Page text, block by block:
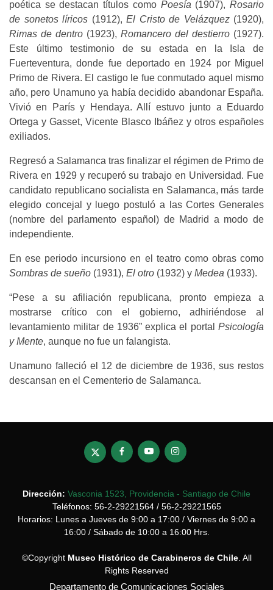
poética se destacan títulos como Poesía (1907),Rosario
de sonetos líricos (1912), El Cristo de Velázquez(1920),
Rimas de dentro (1923), Romancero del destierro (1927).
Este último testimonio de su estada en la Isla de
Fuerteventura, donde fue deportado en 1924 por Miguel
Primo de Rivera. El castigo le fue conmutado aquel mismo
año, pero Unamuno ya había decidido abandonar España.
Vivió en París y Hendaya. Allí estuvo junto a Eduardo
Ortega y Gasset, Vicente Blasco Ibáñez y otros españoles
exiliados.
Regresó a Salamanca tras finalizar el régimen de Primo de
Rivera en 1929 y recuperó su trabajo en Universidad. Fue
candidato republicano socialista en Salamanca, más tarde
elegido concejal y luego postuló a las Cortes Generales
(nombre del parlamento español) de Madrid a modo de
independiente.
En ese periodo incursiono en el teatro como obras como
Sombras de sueño (1931), El otro (1932) y Medea (1933).
“Pese a su afiliación republicana, pronto empieza a
mostrarse crítico con el gobierno, adhiriéndose al
levantamiento militar de 1936” explica el portal Psicología
y Mente, aunque no fue un falangista.
Unamuno falleció el 12 de diciembre de 1936, sus restos
descansan en el Cementerio de Salamanca.
Dirección: Vasconia 1523, Providencia - Santiago de Chile
Teléfonos: 56-2-29221564 / 56-2-29221565
Horarios: Lunes a Jueves de 9:00 a 17:00 / Viernes de 9:00 a
16:00 / Sábado de 10:00 a 16:00 Hrs.
©Copyright Museo Histórico de Carabineros de Chile. All
Rights Reserved
Departamento de Comunicaciones Sociales